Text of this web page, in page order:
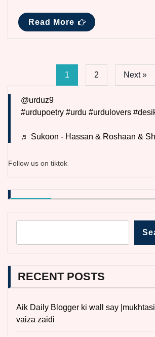
Read More
1 2 Next »
@urduz9
#urdupoetry #urdu #urdulovers
♬ Sukoon - Hassan & Roshaan &
Follow us on tiktok
RECENT POSTS
Aik Daily Blogger ki wall say
vaiza zaidi